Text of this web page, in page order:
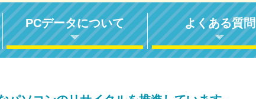
PCデータについて よくある質問